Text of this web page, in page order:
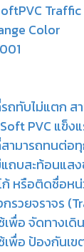
Traffic
Color
ถทับไม่แตก ส
PVC แข็ง
ามารถทนต่อ
ถบสะท้อนแส
ก้ หรือติดชื่อห
กรวยจราจร
เพื่อ จัดทางเดิ
เพื่อ ป้องกันเ